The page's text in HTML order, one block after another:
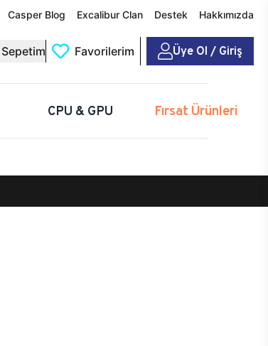
Casper Blog Excalibur Clan Destek Hakkımızda
Sepetim Favorilerim Üye Ol / Giriş
CPU & GPU Fırsat Ürünleri